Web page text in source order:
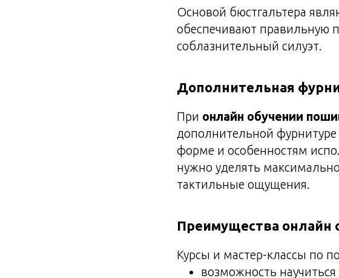
Основой бюстгальтера
обеспечивают правильную
соблазнительный силуэт.
Дополнительная
При онлайн обучении
дополнительной фурнитуре
форме и особенностям
нужно уделять
тактильные ощущения.
Преимущества онлайн
Курсы и мастер-классы по
возможность научиться